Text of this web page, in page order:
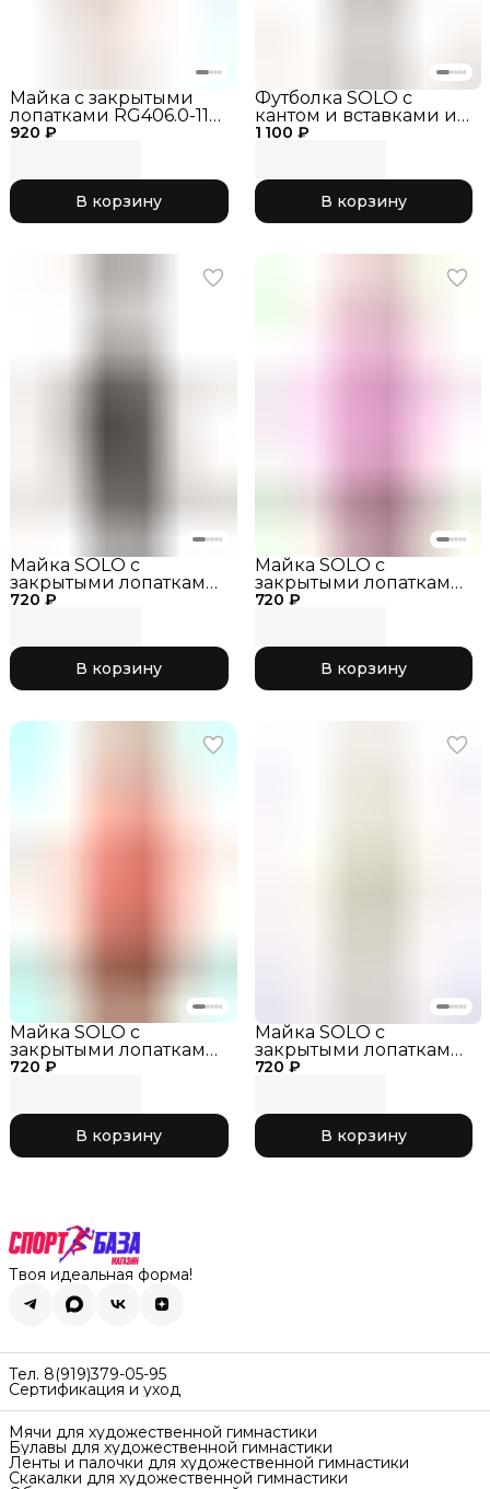
920 ₽
Майка с закрытыми
лопатками RG406.0-11
серия "Канты" розовый
В корзину
1 100 ₽
Футболка SOLO с
кантом и вставками из
сетки RG604-13
В корзину
720 ₽
Майка SOLO с
закрытыми лопатками
RG415-115, чёрный, р. 30
В корзину
720 ₽
Майка SOLO с
закрытыми лопатками
RG415-118, розовый
В корзину
720 ₽
Майка SOLO с
закрытыми лопатками
RG415-116, оранжевый
В корзину
720 ₽
Майка SOLO с
закрытыми лопатками
RG415-117, жёлтый неон,
В корзину
Твоя идеальная форма!
Тел. 8(919)379-05-95
Сертификация и уход
Мячи для художественной гимнастики
Булавы для художественной гимнастики
Ленты и палочки для художественной гимнастики
Скакалки для художественной гимнастики